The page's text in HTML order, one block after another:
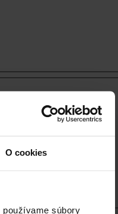
O cookies
používame súbory